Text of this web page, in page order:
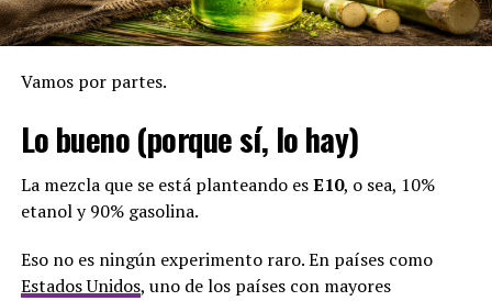
No pudo defenderlas a ellas… ¿y ahora va a poder
Ricardo Valencia
Actualmente suplente de una abogada vinculada a casos
de narcotráfico y de un lavador prófugo.
Y tampoco olvidemos aquel episodio donde,
literalmente,se le olvidó quitarse el esmalte antes
Vamos por partes.
Lo bueno (porque sí, lo hay)
La mezcla que se está planteando esE10, o sea, 10%
etanol y 90% gasolina.
Eso no es ningún experimento raro. En países como
Estados Unidos, uno de los países con mayores